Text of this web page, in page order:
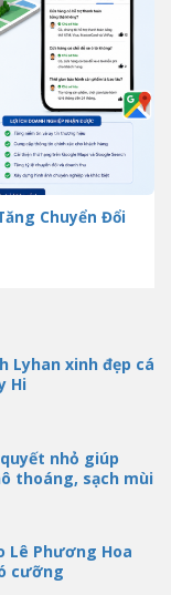
Chuyển Đổi
Lyhan xinh đẹp cá
Hi
nhỏ giúp
thoáng, sạch mùi
Lê Phương Hoa
cưỡng